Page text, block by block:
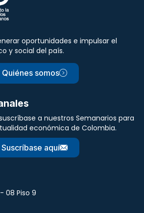
oportunidades e impulsar el
y social del país.
Quiénes somos
a nuestros Semanarios para
económica de Colombia.
Suscríbase aquí
08 Piso 9